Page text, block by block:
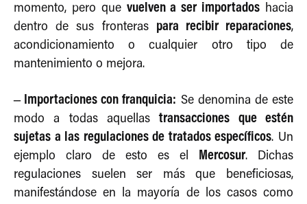
momento, pero que vuelven a ser importados hacia
dentro de sus fronteras para recibir reparaciones,
acondicionamiento o cualquier otro tipo de
mantenimiento o mejora.
– Importaciones con franquicia: Se denomina de este
modo a todas aquellastransacciones que estén
sujetas a las regulaciones de tratados específicos. Un
ejemplo claro de esto es el Mercosur. Dichas
regulaciones suelen ser más que beneficiosas,
manifestándose en la mayoría de los casos como